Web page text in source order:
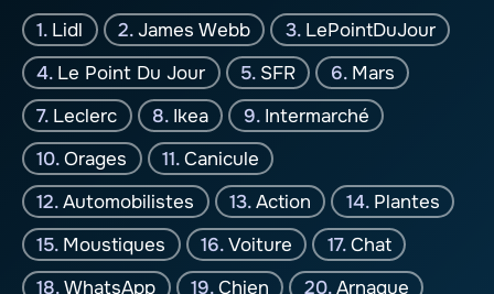
Lidl James Webb
LePointDuJour
Le Point Du Jour
SFR
Mars
Leclerc
Ikea
Intermarché
Orages
Canicule
Automobilistes
Action
Plantes
Moustiques
Voiture
Chat
WhatsApp
Chien Arnaque